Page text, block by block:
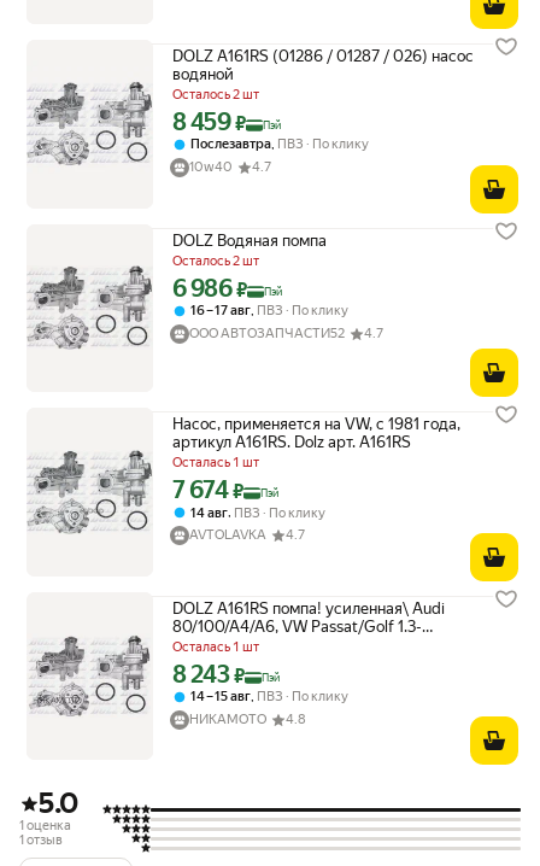
DOLZ A161RS (01286 / 01287 / 026) насос
водяной
Осталось 2 шт
Цена с картой Яндекс Пэй 8459 ₽ вместо
8 459₽ Пэй
Послезавтра, ПВЗ
По клику
10w40
4.7
DOLZ Водяная помпа
Осталось 2 шт
Цена с картой Яндекс Пэй 6986 ₽ вместо
6 986₽ Пэй
16 – 17 авг ПВЗ
По клику
ООО АВТОЗАПЧАСТИ52
4.7
Насос, применяется на VW, с 1981 года,
артикул A161RS. Dolz арт. A161RS
Осталась 1 шт
Цена с картой Яндекс Пэй 7674 ₽ вместо
7 674₽ Пэй
14 авг, ПВЗ
По клику
AVTOLAVKA
4.7
DOLZ A161RS помпа! усиленная\ Audi
80/100/A4/A6, VW Passat/Golf 1.3-
2.0i/1.6D/1.9D/TDi 81>
Осталась 1 шт
Цена с картой Яндекс Пэй 8243 ₽ вместо
8 243₽ Пэй
14 – 15 авг, ПВЗ
По клику
НИКАМОТО
4.8
5.0
1 оценка
1 отзыв